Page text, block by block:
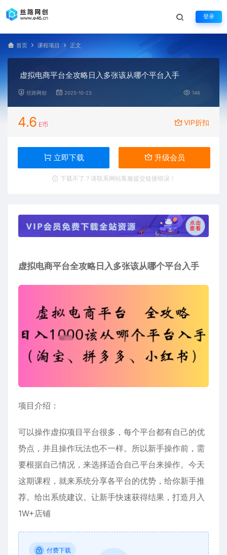
登录
首页 课程项目 正文
虚拟电商平台全攻略日入多张该从哪个平台入手
丝路网创 2025-10-23 146
4.6 E币 VIP折扣
立即下载 升级会员
下载不了？请联系网站客服提交链接错误！
虚拟电商平台全攻略日入多张该从哪个平台入手
项目介绍：
可以操作虚拟项目平台很多，每个平台都有自己的优
势点，并且操作玩法也不一样。所以新手操作前，需
要根据自己情况，来选择适合自己平台来操作。今天
这期课程，就来系统分享各平台的优势，给你新手推
荐。给出系统建议。让新手快速获得结果，打造月入
1W+店铺
付费下载